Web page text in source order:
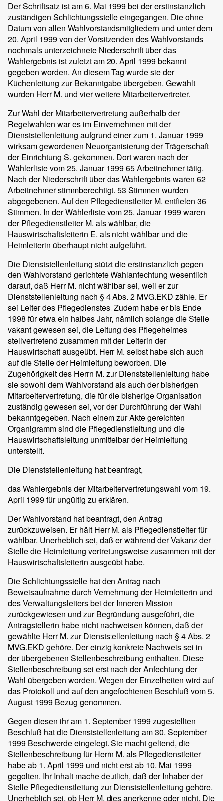
Der Schriftsatz ist am 6. Mai 1999 bei der erstinstanzlich
zuständigen Schlichtungsstelle eingegangen. Die ohne
Datum von allen Wahlvorstandsmitgliedern und unter dem
20. April 1999 von der Vorsitzenden des Wahlvorstands
nochmals unterzeichnete Niederschrift über das
Wahlergebnis ist zuletzt am 20. April 1999 bekannt
gegeben worden. An diesem Tag wurde sie der
Küchenleitung zur Bekanntgabe übergeben. Gewählt
wurden Herr M. und vier weitere Mitarbeitervertreter.
Zur Wahl der Mitarbeitervertretung außerhalb der
Regelwahlen war es im Einvernehmen mit der
Dienststellenleitung aufgrund einer zum 1. Januar 1999
wirksam gewordenen Neuorganisierung der Trägerschaft
der Einrichtung S. gekommen. Dort waren nach der
Wählerliste vom 25. Januar 1999 65 Arbeitnehmer tätig.
Nach der Niederschrift über das Wahlergebnis waren 62
Arbeitnehmer stimmberechtigt. 53 Stimmen wurden
abgegebenen. Auf den Pflegedienstleiter M. entfielen 36
Stimmen. In der Wählerliste vom 25. Januar 1999 waren
der Pflegedienstleiter M. als wählbar, die
Hauswirtschaftsleiterin E. als nicht wählbar und die
Heimleiterin überhaupt nicht aufgeführt.
Die Dienststellenleitung stützt die erstinstanzlich gegen
den Wahlvorstand gerichtete Wahlanfechtung wesentlich
darauf, daß Herr M. nicht wählbar sei, weil er zur
Dienststellenleitung nach § 4 Abs. 2 MVG.EKD zähle. Er
sei Leiter des Pflegedienstes. Zudem habe er bis Ende
1998 für etwa ein halbes Jahr, nämlich solange die Stelle
vakant gewesen sei, die Leitung des Pflegeheimes
stellvertretend zusammen mit der Leiterin der
Hauswirtschaft ausgeübt. Herr M. selbst habe sich auch
auf die Stelle der Heimleitung beworben. Die
Zugehörigkeit des Herrn M. zur Dienststellenleitung habe
sie sowohl dem Wahlvorstand als auch der bisherigen
Mitarbeitervertretung, die für die bisherige Organisation
zuständig gewesen sei, vor der Durchführung der Wahl
bekanntgegeben. Nach einem zur Akte gereichten
Organigramm sind die Pflegedienstleitung und die
Hauswirtschaftsleitung unmittelbar der Heimleitung
unterstellt.
Die Dienststellenleitung hat beantragt,
das Wahlergebnis der Mitarbeitervertretungswahl vom 19.
April 1999 für ungültig zu erklären.
Der Wahlvorstand hat beantragt, den Antrag
zurückzuweisen. Er hält Herr M. als Pflegedienstleiter für
wählbar. Unerheblich sei, daß er während der Vakanz der
Stelle die Heimleitung vertretungsweise zusammen mit der
Hauswirtschaftsleiterin ausgeübt habe.
Die Schlichtungsstelle hat den Antrag nach
Beweisaufnahme durch Vernehmung der Heimleiterin und
des Verwaltungsleiters bei der Inneren Mission
zurückgewiesen und zur Begründung ausgeführt, die
Antragstellerin habe nicht nachweisen können, daß der
gewählte Herr M. zur Dienststellenleitung nach § 4 Abs. 2
MVG.EKD gehöre. Der einzig konkrete Nachweis sei in
der übergebenen Stellenbeschreibung enthalten. Diese
Stellenbeschreibung sei erst nach der Anfechtung der
Wahl übergeben worden. Wegen der Einzelheiten wird auf
das Protokoll und auf den angefochtenen Beschluß vom 5.
August 1999 Bezug genommen.
Gegen diesen ihr am 1. September 1999 zugestellten
Beschluß hat die Dienststellenleitung am 30. September
1999 Beschwerde eingelegt. Sie macht geltend, die
Stellenbeschreibung für Herrn M. als Pflegedienstleiter
habe ab 1. April 1999 und nicht erst ab 10. Mai 1999
gegolten. Ihr Inhalt mache deutlich, daß der Inhaber der
Stelle Pflegedienstleitung zur Dienststellenleitung gehöre.
Unerheblich sei, ob Herr M. dies anerkenne oder nicht. Die